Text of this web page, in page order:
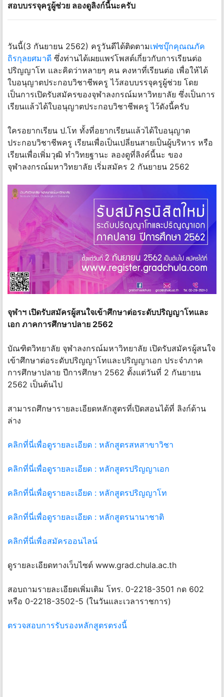
สอบบรรจุครูผู้ช่วย ลองดูลิงก์นี้นะครับ
วันนี้(3 กันยายน 2562) ครูวันดีได้ติดตามเฟซบุ๊กคุณณภัค
ถิรกุลยศมาดี ซึ่งท่านได้เผยแพร่โพสต์เกี่ยวกับการเรียนต่อ
ปริญญาโท และคิดว่าหลายๆ คน คงหาที่เรียนต่อ เพื่อให้ได้
ใบอนุญาตประกอบวิชาชีพครู ไว้สอบบรรจุครูผู้ช่วย โดย
เป็นการเปิดรับสมัครของจุฬาลงกรณ์มหาวิทยาลัย ซึ่งเป็นการ
เรียนแล้วได้ใบอนุญาตประกอบวิชาชีพครู ไว้ดังนี้ครับ
ใครอยากเรียน ป.โท ทั้งที่อยากเรียนแล้วได้ใบอนุญาต
ประกอบวิชาชีพครู เรียนเพื่อเป็นเปลี่ยนสายเป็นผู้บริหาร หรือ
เรียนเพื่อเพิ่มวุฒิ ทำวิทยฐานะ ลองดูที่ลิงค์นี้นะ ของ
จุฬาลงกรณ์มหาวิทยาลัย เริ่มสมัคร 2 กันยายน 2562
จุฬาฯ เปิดรับสมัครผู้สนใจเข้าศึกษาต่อระดับปริญญาโทและ
เอก ภาคการศึกษาปลาย 2562
บัณฑิตวิทยาลัย จุฬาลงกรณ์มหาวิทยาลัย เปิดรับสมัครผู้สนใจ
เข้าศึกษาต่อระดับปริญญาโทและปริญญาเอก ประจำภาค
การศึกษาปลาย ปีการศึกษา 2562 ตั้งแต่วันที่ 2 กันยายน
2562 เป็นต้นไป
สามารถศึกษารายละเอียดหลักสูตรที่เปิดสอนได้ที่ ลิงก์ด้าน
ล่าง
คลิกที่นี่เพื่อดูรายละเอียด : หลักสูตรสหสาขาวิชา
คลิกที่นี่เพื่อดูรายละเอียด : หลักสูตรปริญญาเอก
คลิกที่นี่เพื่อดูรายละเอียด : หลักสูตรปริญญาโท
คลิกที่นี่เพื่อดูรายละเอียด : หลักสูตรนานาชาติ ​​​​​​​
คลิกที่นี่เพื่อสมัครออนไลน์
ดูรายละเอียดทางเว็บไซต์ www.grad.chula.ac.th
สอบถามรายละเอียดเพิ่มเติม โทร. 0-2218-3501 กด 602
หรือ 0-2218-3502-5 (ในวันและเวลาราชการ)
ตรวจสอบการรับรองหลักสูตรตรงนี้